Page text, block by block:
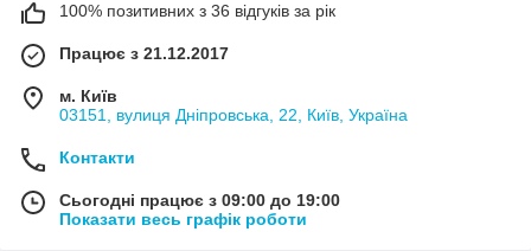
100% позитивних з 36 відгуків за рік
Працює з 21.12.2017
м. Київ
03151, вулиця Дніпровська, 22, Київ, Україна
Контакти
Сьогодні працює з 09:00 до 19:00
Показати весь графік роботи